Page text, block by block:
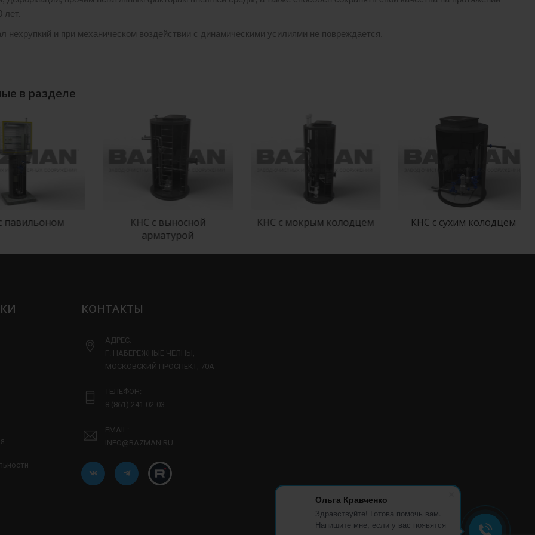
Ольга Кравченко
Здравствуйте! Готова помочь вам.
Напишите мне, если у вас появятся
лет.
нехрупкий и при механическом воздействии с динамическими усилиями не повреждается.
в разделе
КНС с выносной
арматурой
КНС с мокрым колодцем КНС с сухим колодцем
КОНТАКТЫ
АДРЕС:
Г. НАБЕРЕЖНЫЕ ЧЕЛНЫ,
МОСКОВСКИЙ ПРОСПЕКТ, 70А
ТЕЛЕФОН:
8 (861) 241-02-03
EMAIL:
INFO@BAZMAN.RU